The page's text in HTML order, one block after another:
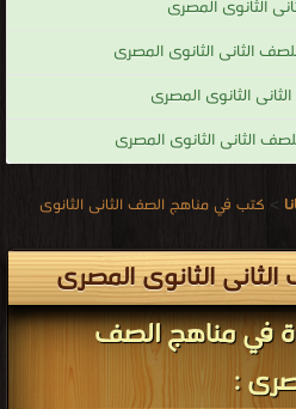
الثانوى المصرى
الثانى الثانوى المصرى
الثانوى المصرى
الثانى الثانوى المصرى
> كتب في مناهج الصف الثانى الثانوى
الثانوى المصرى
في مناهج الصف
: